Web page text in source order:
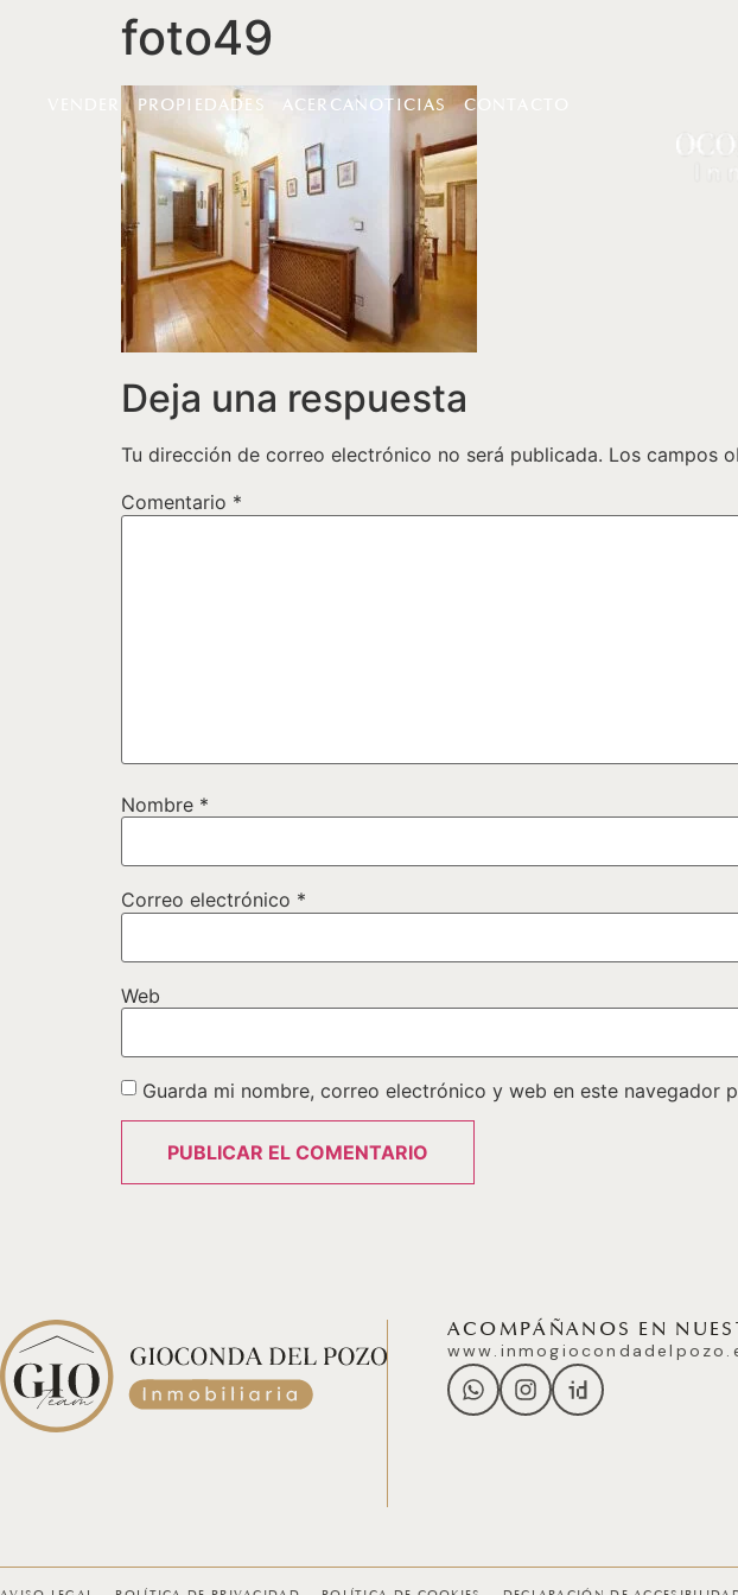
PROPIEDADES ACERCANOTICIAS CONTACTO
foto49
Deja una respuesta
Tu dirección de correo electrónico no será publicada. Los campos
Comentario *
Nombre *
Correo electrónico *
Web
Guarda mi nombre, correo electrónico y web en este navegador
ACOMPÁÑANOS EN